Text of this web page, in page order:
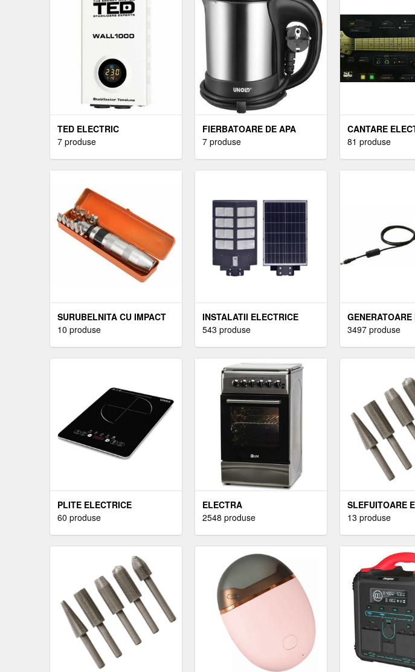
TED ELECTRIC
7 produse
FIERBATOARE DE APA
ELECTRICE
7 produse
CANTARE
81 produse
SURUBELNITA CU IMPACT
10 produse
INSTALATII ELECTRICE
543 produse
3497 produse
PLITE ELECTRICE
60 produse
ELECTRA
2548 produse
SLEFUITOARE
13 produse